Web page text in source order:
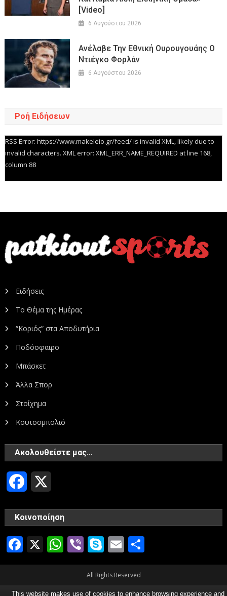
[Video]
6 Αυγούστου 2026
Ανέλαβε Την Εθνική Ουρουγουάης Ο
Ντιέγκο Φορλάν
6 Αυγούστου 2026
Ροή Ειδήσεων
RSS Error: https://www.makeleio.gr/feed/ is invalid XML, likely due to
invalid characters. XML error: XML_ERR_NAME_REQUIRED at line 168,
column 88
Ειδήσεις
Το Θέμα της Ημέρας
“Κοριός” στα Αποδυτήρια
Ποδόσφαιρο
Μπάσκετ
Άλλα Σπορ
Στοίχημα
Κουτσομπολιό
Ακολουθείστε μας…
Facebook
Κοινοποίηση
Facebook
X WhatsApp
ViberSkype
Email
All Rights Reserved
This website makes use of cookies to enhance browsing experience and